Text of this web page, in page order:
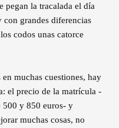
pegan la tracalada el día
con grandes diferencias
codos unas catorce
muchas cuestiones, hay
el precio de la matrícula -
500 y 850 euros- y
muchas cosas, no